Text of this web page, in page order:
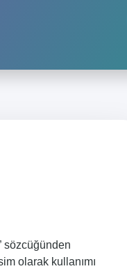
sözcüğünden
olarak kullanımı